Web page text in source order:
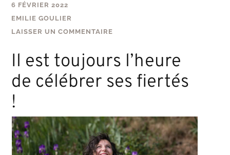
6 FÉVRIER 2022
EMILIE GOULIER
LAISSER UN COMMENTAIRE
Il est toujours l’heure
de célébrer ses fiertés
!